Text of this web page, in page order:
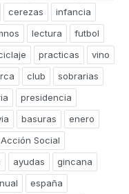
cerezas
infancia
lectura
futbol
practicas
vino
club
sobrarias
presidencia
basuras
enero
Acción Social
ayudas
gincana
españa